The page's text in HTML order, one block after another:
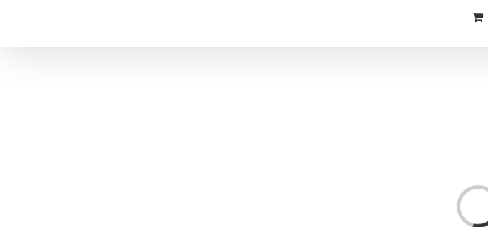
Loading...